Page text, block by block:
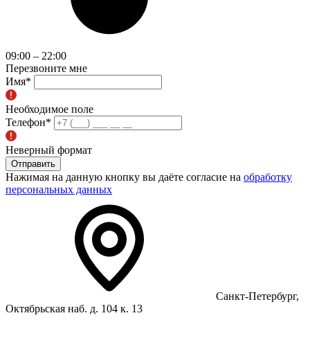
09:00 – 22:00
Перезвоните мне
Имя*
Необходимое поле
Телефон*
Неверный формат
Отправить
Нажимая на данную кнопку вы даёте согласие на обработку
персональных данных
Санкт-Петербург,
Октябрьская наб. д. 104 к. 13